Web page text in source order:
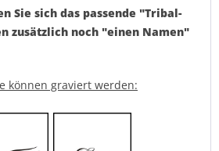
Sie sich das passende "Tribal-
zusätzlich noch "einen Namen"
können graviert werden: